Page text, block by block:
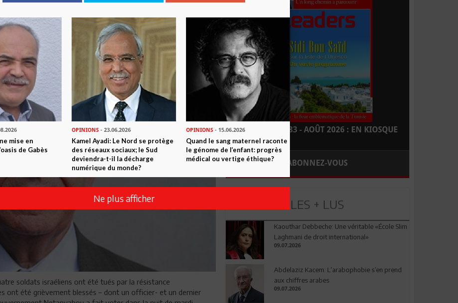
Netanyahou
soldats israéliens ont été tués par la résistance
ont été grièvement blessés – dont un officier- et un dernier
LEADERS N° 183 - AOÛT 2026 : EN KIOSQUE
ABONNEZ-VOUS
LES + LUS
Kaouthar Debbeche: Une véritable «École Slim
Laghmani de droit international»
09.07.2026
Abdelaziz Kacem: L’arabophobie s’en prend
aux chiffres arabes
09.07.2026
mise en
de Gabès
OPINIONS - 23.06.2026
Kamel Ayadi: Le Nord se protège
des réseaux sociaux; le Sud
deviendra-t-il la décharge
numérique du monde?
OPINIONS- 15.06.2026
Quand le sang maternel raconte
le génome de l’enfant: progrès
médical ou vertige éthique?
Ne plus afficher